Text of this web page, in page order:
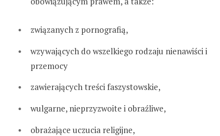
związanych z pornografią,
wzywających do wszelkiego rodzaju nienawiści i
przemocy
zawierających treści faszystowskie,
wulgarne, nieprzyzwoite i obraźliwe,
obrażające uczucia religijne,